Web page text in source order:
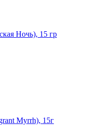
Ночь), 15 гр
Myrrh), 15г